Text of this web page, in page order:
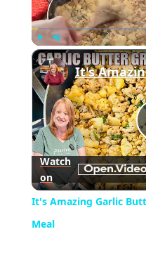
Play Unmute
Watch
on
It's Amazing Garlic
Meal